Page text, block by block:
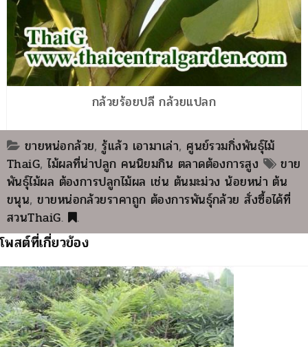
กล้วยร้อยปลี กล้วยแปลก
ขายหน่อกล้วย,รู้แล้ว เอามาเล่า, ศูนย์รวมกิ่งพันธุ์ไม้
ThaiG,ไม้ผลที่น่าปลูก คนนิยมกิน ตลาดต้องการสูง
ขาย
พันธุ์ไม้ผล ต้องการปลูกไม้ผล เช่น ต้นมะม่วง น้อยหน่า ต้น
ขนุน,ขายหน่อกล้วยราคาถูก ต้องการพันธุ์กล้วย สั่งซื้อได้ที่
สวนThaiG. .
โพสต์ที่เกี่ยวข้อง